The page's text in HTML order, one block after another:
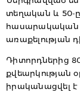
տեղական և 50-
հասարակական
առաքելության
Դիտորդներից
քվեարկության
իրականացվել